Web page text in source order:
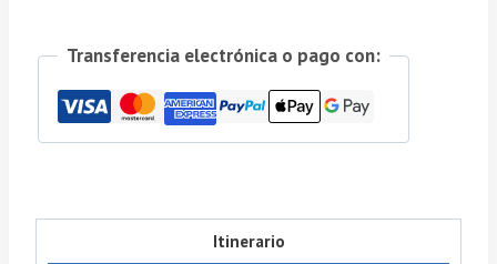
Transferencia electrónica o pago con:
Itinerario